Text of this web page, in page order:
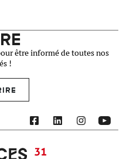
être informé de toutes nos
!